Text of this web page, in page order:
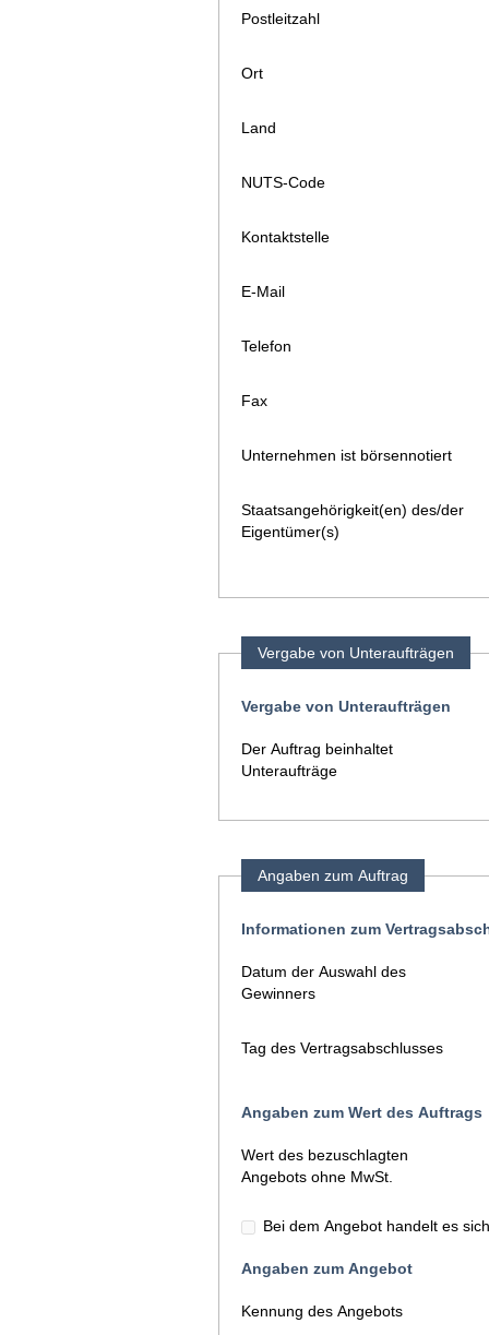
Postleitzahl
Ort
Land
NUTS-Code
Kontaktstelle
E-Mail
Telefon
Fax
Unternehmen ist börsennotiert
Staatsangehörigkeit(en) des/der
Eigentümer(s)
Vergabe von Unteraufträgen
Vergabe von Unteraufträgen
Der Auftrag beinhaltet
Unteraufträge
Angaben zum Auftrag
Informationen zum
Datum der Auswahl des
Gewinners
Tag des Vertragsabschlusses
Angaben zum Wert des Auftrags
Wert des bezuschlagten
Angebots ohne MwSt.
Bei dem Angebot handelt es
Angaben zum Angebot
Kennung des Angebots